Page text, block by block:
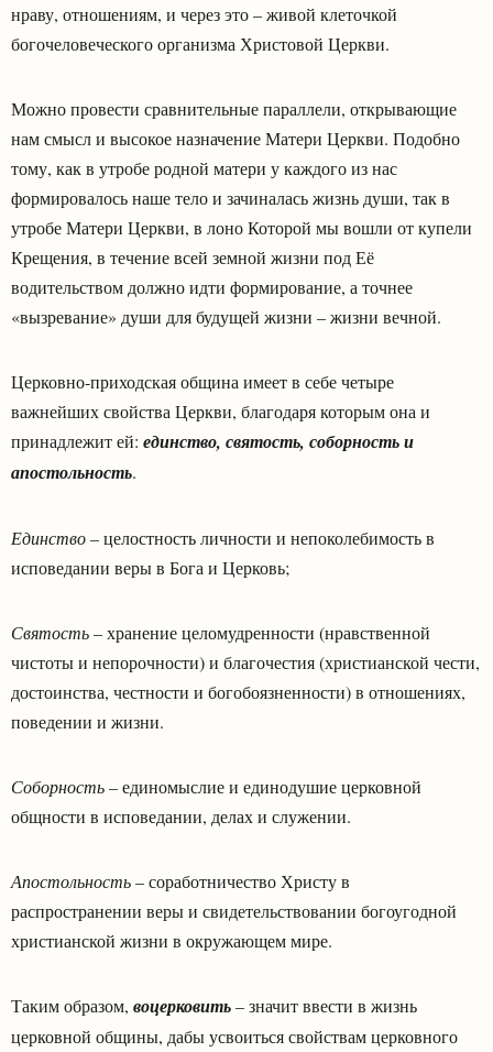
нраву, отношениям, и через это – живой клеточкой
богочеловеческого организма Христовой Церкви.
Можно провести сравнительные параллели, открывающие
нам смысл и высокое назначение Матери Церкви. Подобно
тому, как в утробе родной матери у каждого из нас
формировалось наше тело и зачиналась жизнь души, так в
утробе Матери Церкви, в лоно Которой мы вошли от купели
Крещения, в течение всей земной жизни под Её
водительством должно идти формирование, а точнее
«вызревание» души для будущей жизни – жизни вечной.
Церковно-приходская община имеет в себе четыре
важнейших свойства Церкви, благодаря которым она и
принадлежит ей: единство, святость, соборность и
апостольность.
Единство– целостность личности и непоколебимость в
исповедании веры в Бога и Церковь;
Святость– хранение целомудренности (нравственной
чистоты и непорочности) и благочестия (христианской чести,
достоинства, честности и богобоязненности) в отношениях,
поведении и жизни.
Соборность– единомыслие и единодушие церковной
общности в исповедании, делах и служении.
Апостольность– соработничество Христу в
распространении веры и свидетельствовании богоугодной
христианской жизни в окружающем мире.
Таким образом, воцерковить– значит ввести в жизнь
церковной общины, дабы усвоиться свойствам церковного